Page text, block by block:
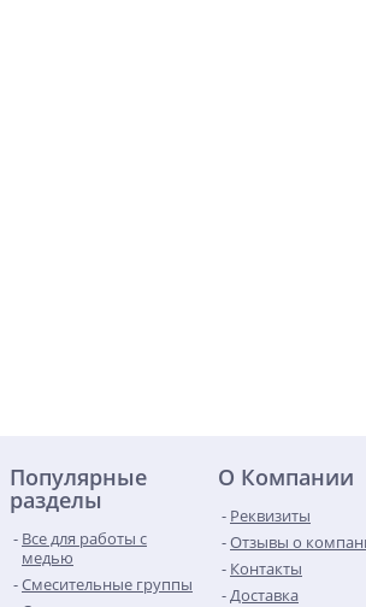
Популярные
разделы
Все для работы с
медью
Смесительные группы
О Компании
Реквизиты
Отзывы о
Контакты
Доставка